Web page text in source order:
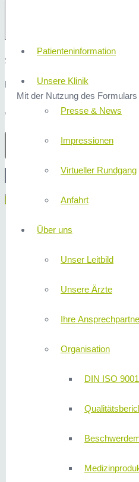
Patienteninformation
Unsere Klinik
Presse & News
Impressionen
Virtueller Rundgang
Anfahrt
Über uns
Unser Leitbild
Unsere Ärzte
Ihre
Organisation
DIN ISO
Sicherheitsfrage: 3x1 ist?
Hier finden Sie unsere
Mit der Nutzung des
* Erforderliche Angaben
Menü